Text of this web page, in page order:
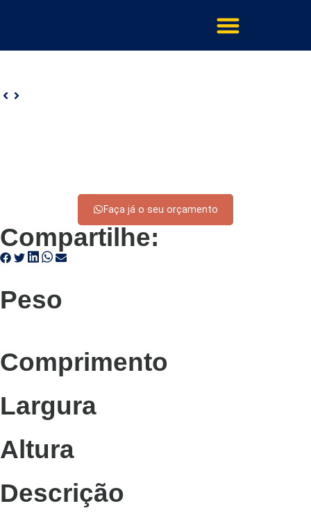
Faça já o seu orçamento
Compartilhe:
Peso
Comprimento
Largura
Altura
Descrição